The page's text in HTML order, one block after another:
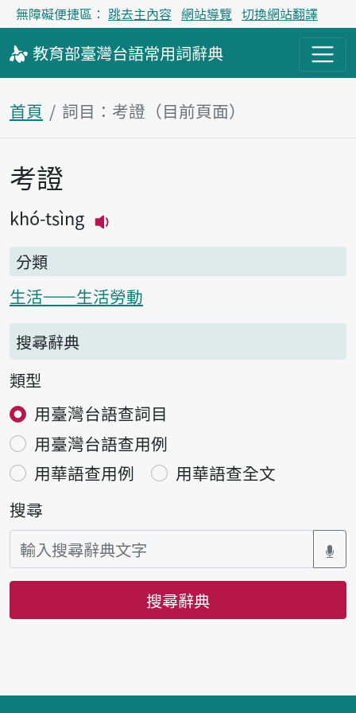
無障礙便捷區： 跳去主內容 網站導覽 切換網站翻譯
教育部臺灣台語常用詞辭典
首頁 詞目：考證（目前頁面）
主內容區塊
考證
khó-tsìng
分類
生活——生活勞動
搜尋辭典
類型
用臺灣台語查詞目
用臺灣台語查用例
用華語查用例
用華語查全文
搜尋
搜尋辭典